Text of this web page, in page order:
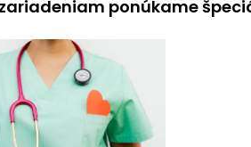
ponúkame